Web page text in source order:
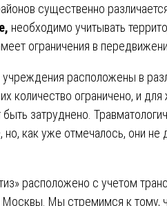
существенно
необходимо учитывать
ограничения в
расположены в
количество ограничено, и для
затруднено.
как уже отмечалось, они не
расположено с учетом
Москвы. Мы стремимся к тому,